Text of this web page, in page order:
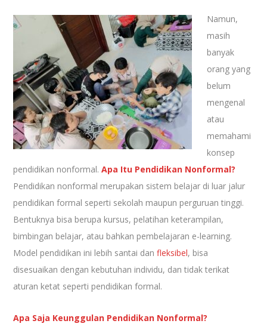
Namun,
masih
banyak
orang yang
belum
mengenal
atau
memahami
konsep
pendidikan nonformal.Apa Itu Pendidikan Nonformal?
Pendidikan nonformal merupakan sistem belajar di luar jalur
pendidikan formal seperti sekolah maupun perguruan tinggi.
Bentuknya bisa berupa kursus, pelatihan keterampilan,
bimbingan belajar, atau bahkan pembelajaran e-learning.
Model pendidikan ini lebih santai danfleksibel, bisa
disesuaikan dengan kebutuhan individu, dan tidak terikat
aturan ketat seperti pendidikan formal.
Apa Saja Keunggulan Pendidikan Nonformal?